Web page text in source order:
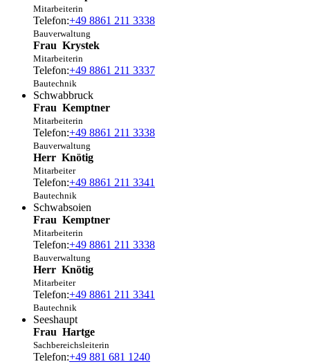
Mitarbeiterin
Telefon:+49 8861 211 3338
Bauverwaltung
Frau Krystek
Mitarbeiterin
Telefon:+49 8861 211 3337
Bautechnik
Schwabbruck
Frau Kemptner
Mitarbeiterin
Telefon:+49 8861 211 3338
Bauverwaltung
Herr Knötig
Mitarbeiter
Telefon:+49 8861 211 3341
Bautechnik
Schwabsoien
Frau Kemptner
Mitarbeiterin
Telefon:+49 8861 211 3338
Bauverwaltung
Herr Knötig
Mitarbeiter
Telefon:+49 8861 211 3341
Bautechnik
Seeshaupt
Frau Hartge
Sachbereichsleiterin
Telefon:+49 881 681 1240